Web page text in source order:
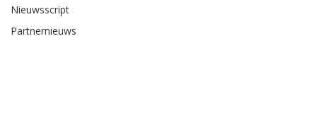
Nieuwsscript
Partnernieuws